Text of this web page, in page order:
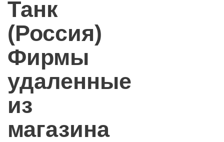
Танк
(Россия)
Фирмы
удаленные
из
магазина